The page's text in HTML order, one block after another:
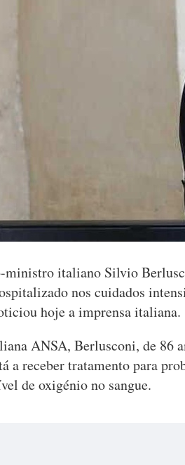
ministro italiano Silvio
nos cuidados
hoje a imprensa italiana.
ANSA, Berlusconi, de 86
a receber tratamento para
de oxigénio no sangue.